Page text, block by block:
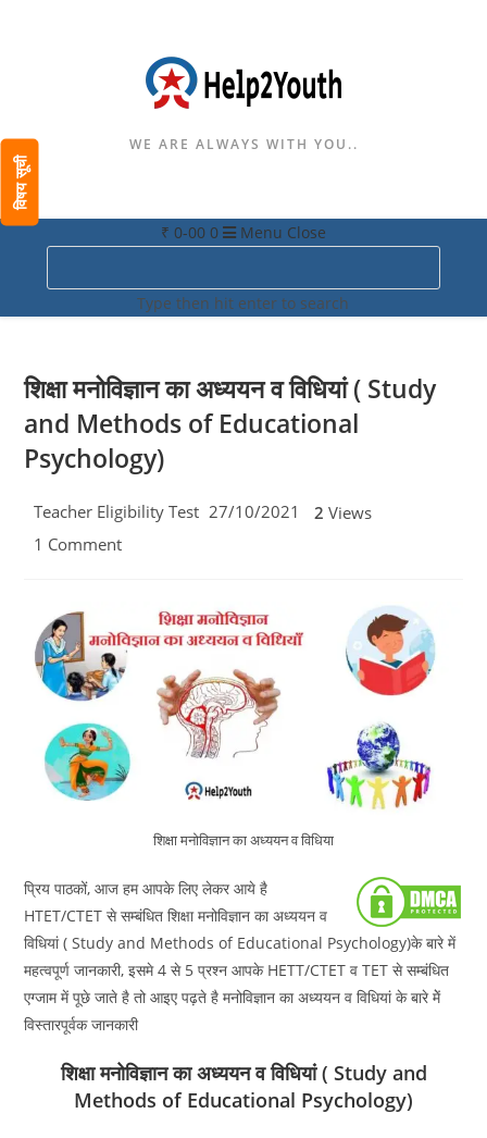
विषय सूची
WE ARE ALWAYS WITH YOU..
₹ 0-00 0 Menu Close
this
website
Type then hit enter to search
शिक्षा मनोविज्ञान का अध्ययन व विधियां ( Study
and Methods of Educational
Psychology)
Post
Teacher Eligibility TestPost
27/10/2021 2 Views
Post
1 Comment
शिक्षा मनोविज्ञान का अध्ययन व विधिया
प्रिय पाठकों, आज हम आपके लिए लेकर आये है
HTET/CTET से सम्बंधित शिक्षा मनोविज्ञान का अध्ययन व
विधियां ( Study and Methods of Educational Psychology)के बारे में
महत्वपूर्ण जानकारी, इसमे 4 से 5 प्रश्न आपके HETT/CTET व TET से सम्बंधित
एग्जाम में पूछे जाते है तो आइए पढ़ते है मनोविज्ञान का अध्ययन व विधियां के बारे मेें
विस्तारपूर्वक जानकारी
शिक्षा मनोविज्ञान का अध्ययन व विधियां ( Study and
Methods of Educational Psychology)